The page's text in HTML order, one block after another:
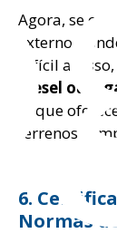
Agora, se o
externos,
difícil
diesel ou a
já que
terrenos
6.
Normas